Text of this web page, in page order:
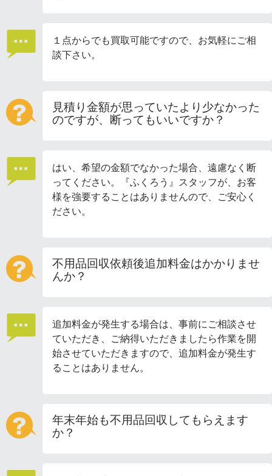
１点からでも買取可能ですので、お気軽にご相
談下さい。
見積り金額が思っていたより少なかった
のですが、断ってもいいですか？
はい、希望の金額でなかった場合、遠慮なく断
ってください。『ふくろう』スタッフが、お客
様を強要することはありませんので、ご安心く
ださい。
不用品回収依頼後追加料金はかかりませ
んか？
追加料金が発生する場合は、事前にご相談させ
ていただき、ご納得いただきましたら作業を開
始させていただきますので、追加料金が発生す
ることはありません。
年末年始も不用品回収してもらえます
か？